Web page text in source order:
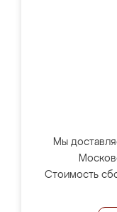
Мы
Стоимость